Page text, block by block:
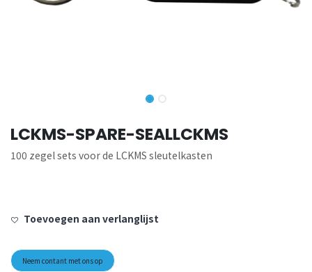
LCKMS-SPARE-SEALLCKMS
100 zegel sets voor de LCKMS sleutelkasten
Toevoegen aan verlanglijst
Neem contant met ons op